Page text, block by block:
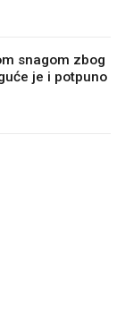
snagom zbog
je i potpuno